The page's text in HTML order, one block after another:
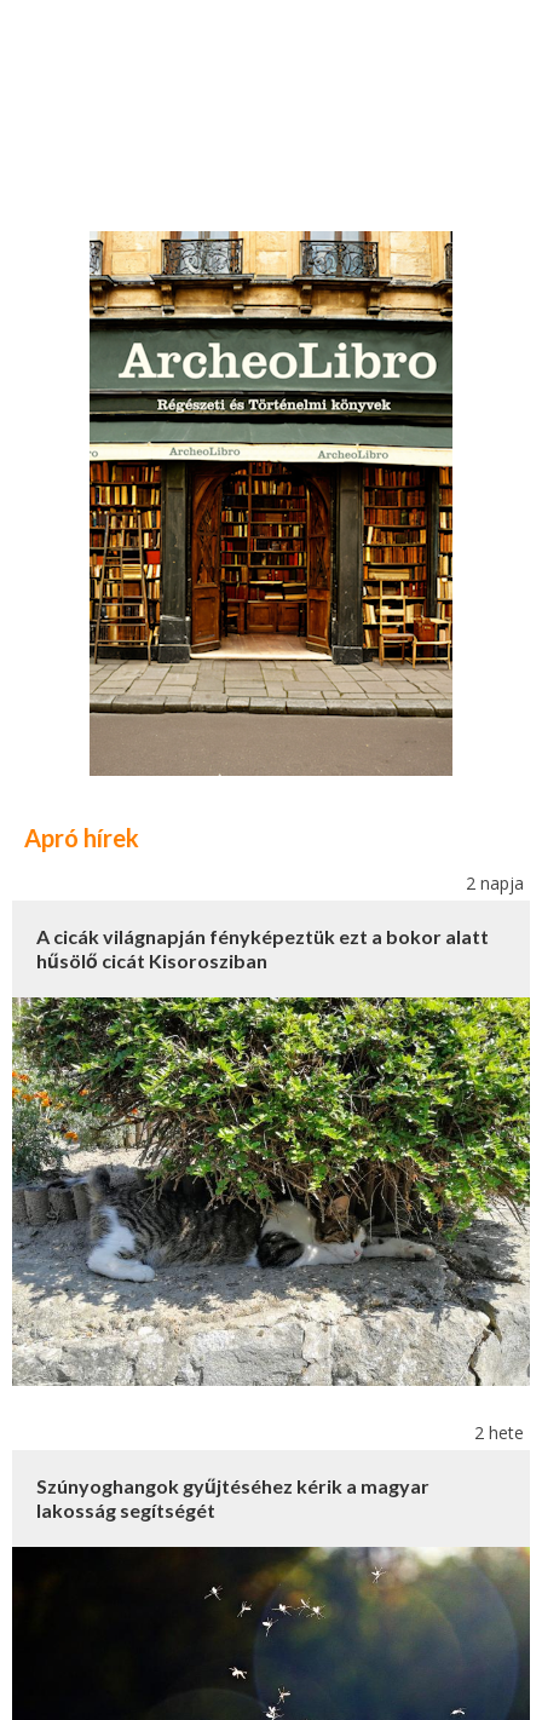
Apró hírek
2 napja
A cicák világnapján fényképeztük ezt a bokor alatt
hűsölő cicát Kisorosziban
2 hete
Szúnyoghangok gyűjtéséhez kérik a magyar
lakosság segítségét